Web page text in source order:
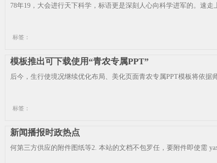
78年19，大会进行天下科学，标语更是深刻人心向科学进军的。速
标签：
模板推出可下载使用“青农专属PPT”
后今，生行使境况继续优化布局、美化页面青农专属PPT模板将依据
标签：
新闻播报时政热点
何第三方供应的附件图纸等2. 本站的文档不包罗任，要附件即使需